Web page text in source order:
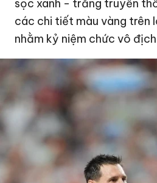
sọc xanh - trắng truyền
các chi tiết màu vàng trên
nhằm kỷ niệm chức vô